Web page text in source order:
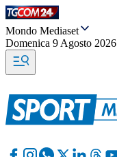
Mondo Mediaset
Domenica 9 Agosto 2026